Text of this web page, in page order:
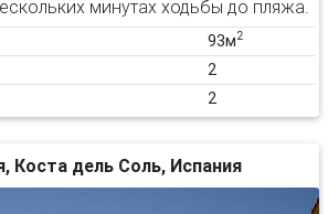
минутах ходьбы до пляжа.
93м2
2
2
Коста дель Соль, Испания